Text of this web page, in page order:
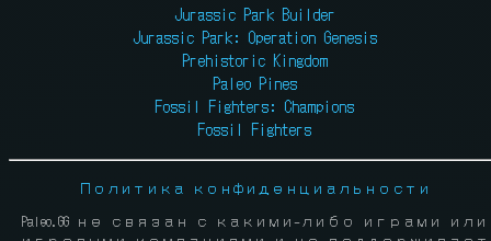
Jurassic Park Builder
Jurassic Park: Operation Genesis
Prehistoric Kingdom
Paleo Pines
Fossil Fighters: Champions
Fossil Fighters
Paleo.GG не связан с какими-либо играми или
Политика конфиденциальности